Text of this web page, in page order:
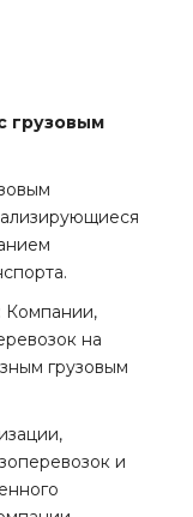
грузовым
Компании,
на
грузовым
и